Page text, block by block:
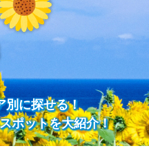
別に探せる！
ポットを大紹介！